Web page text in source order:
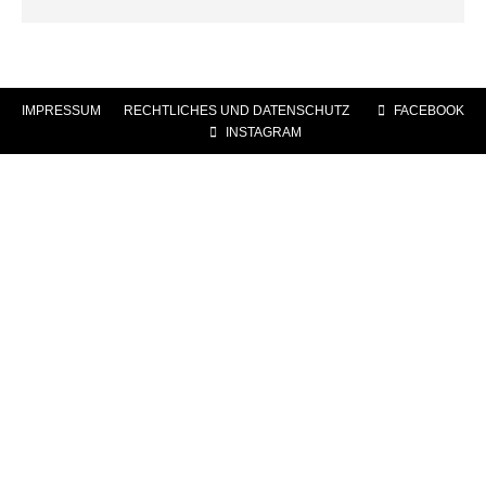
IMPRESSUM RECHTLICHES UND DATENSCHUTZ
FACEBOOK
INSTAGRAM